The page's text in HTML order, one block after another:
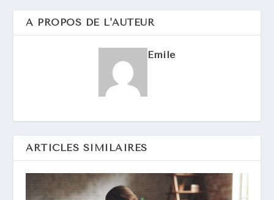
A PROPOS DE L'AUTEUR
Emile
ARTICLES SIMILAIRES